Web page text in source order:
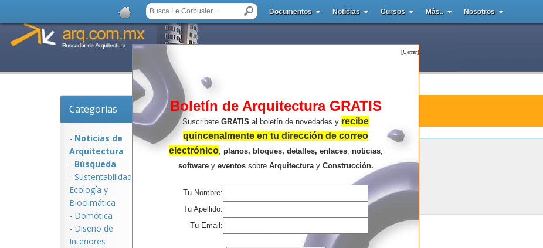
Documentos Noticias Cursos Más.. Nosotros
Categorías
- Noticias de
Arquitectura
- Búsqueda
- Sustentabilidad,
Ecologí­a y
Bioclimática
- Domótica
- Diseño de
Interiores
Noticias de Arquitectura : Panteon Nube
Panteon Nube
Resultados de la búsqueda .
[Cerrar]
Boletín de Arquitectura GRATIS
Suscribete GRATIS al boletín de novedades y recibe
quincenalmente en tu dirección de correo
electrónico, planos, bloques, detalles, enlaces, noticias,
softwarey eventossobre Arquitecturay Construcción.
Tu Nombre:
Tu Apellido:
Tu Email: